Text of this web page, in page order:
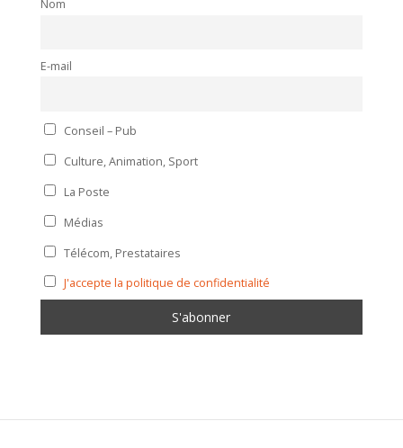
Nom
E-mail
Conseil – Pub
Culture, Animation, Sport
La Poste
Médias
Télécom, Prestataires
J'accepte la politique de confidentialité